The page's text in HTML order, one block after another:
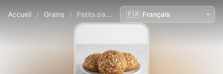
Accueil / Grains / Petits pains de fitness